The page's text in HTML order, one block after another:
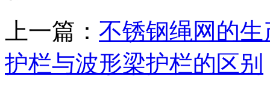
上一篇： 不锈钢绳网的
护栏与波形梁护栏的区别